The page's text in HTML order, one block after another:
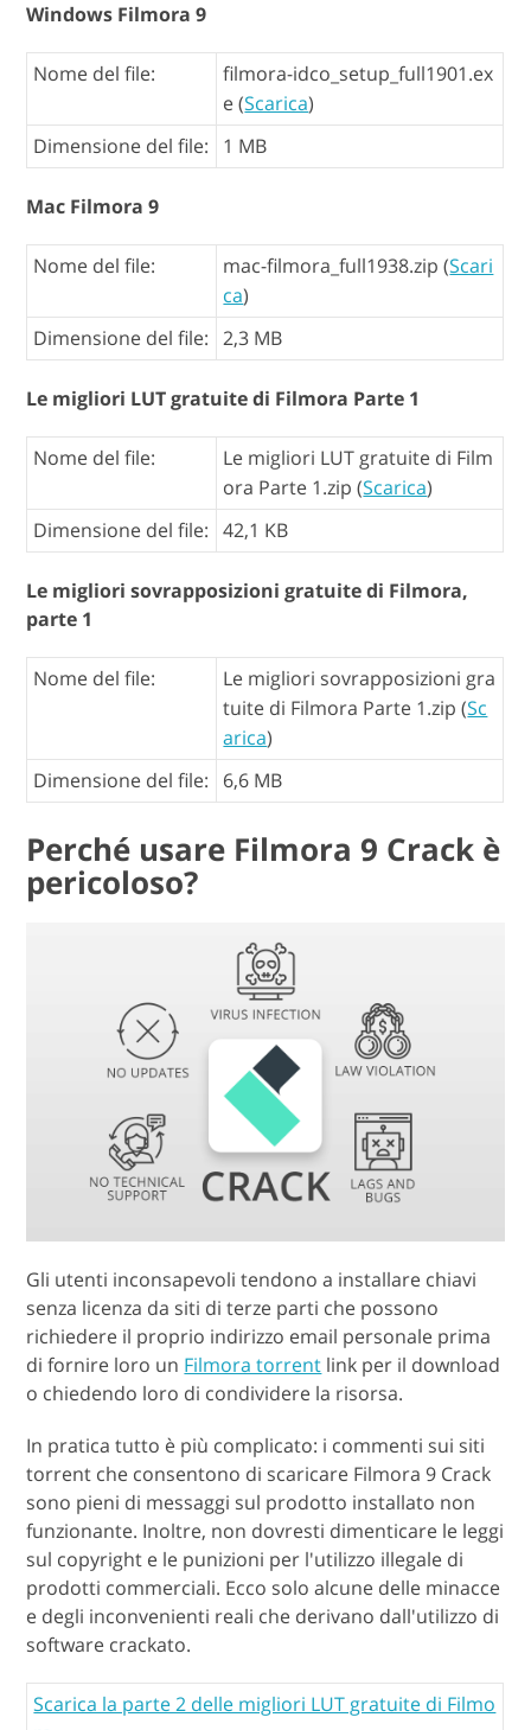
Windows Filmora 9
Nome del file:
filmora-idco_setup_full1901.ex
e (Scarica)
Dimensione del file:
1 MB
Mac Filmora 9
Nome del file: mac-filmora_full1938.zip (Scari
ca)
Dimensione del file:
2,3 MB
Le migliori LUT gratuite di Filmora Parte 1
Nome del file:
Le migliori LUT gratuite di Film
ora Parte 1.zip (Scarica)
Dimensione del file:
42,1 KB
Le migliori sovrapposizioni gratuite di Filmora,
parte 1
Nome del file:
Le migliori sovrapposizioni gra
tuite di Filmora Parte 1.zip (Sc
arica)
Dimensione del file:
6,6 MB
Perché usare Filmora 9 Crack è
pericoloso?
Gli utenti inconsapevoli tendono a installare chiavi
senza licenza da siti di terze parti che possono
richiedere il proprio indirizzo email personale prima
di fornire loro un Filmora torrent link per il download
o chiedendo loro di condividere la risorsa.
In pratica tutto è più complicato: i commenti sui siti
torrent che consentono di scaricare Filmora 9 Crack
sono pieni di messaggi sul prodotto installato non
funzionante. Inoltre, non dovresti dimenticare le leggi
sul copyright e le punizioni per l'utilizzo illegale di
prodotti commerciali. Ecco solo alcune delle minacce
e degli inconvenienti reali che derivano dall'utilizzo di
software crackato.
Scarica la parte 2 delle migliori LUT gratuite di Filmo